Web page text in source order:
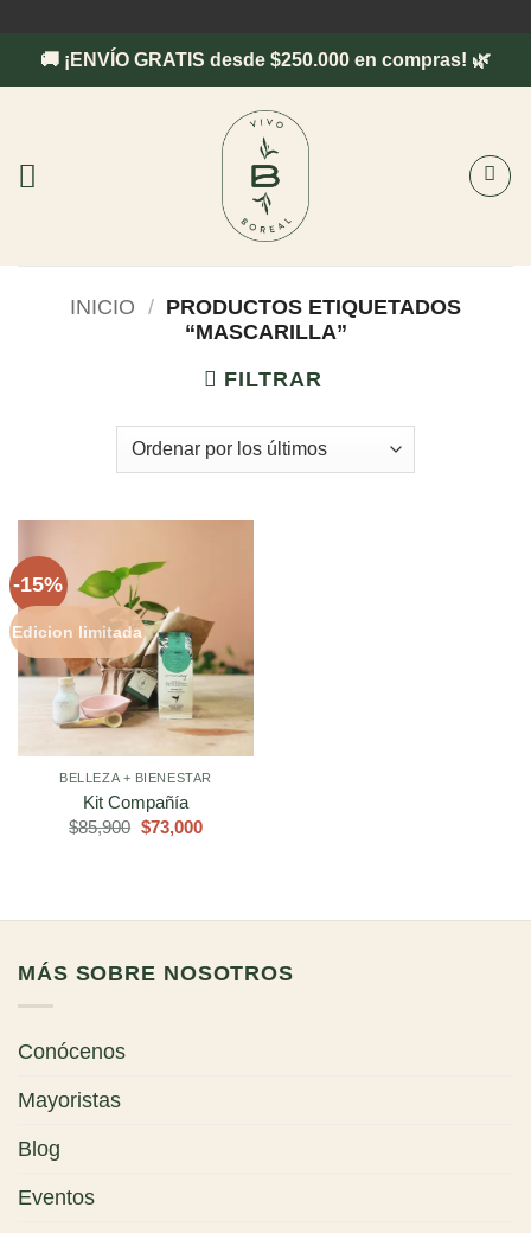
contenido
🚚 ¡ENVÍO GRATIS desde $250.000 en compras! 🌿
INICIO / PRODUCTOS ETIQUETADOS
“MASCARILLA”
FILTRAR
-15%
Edicion limitada
BELLEZA + BIENESTAR
Kit Compañía
$85,900 El
$73,000El
MÁS SOBRE NOSOTROS
Conócenos
Mayoristas
Blog
Eventos